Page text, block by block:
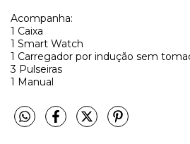
Acompanha:
1 Caixa
1 Smart Watch
1 Carregador por indução sem
3 Pulseiras
1 Manual